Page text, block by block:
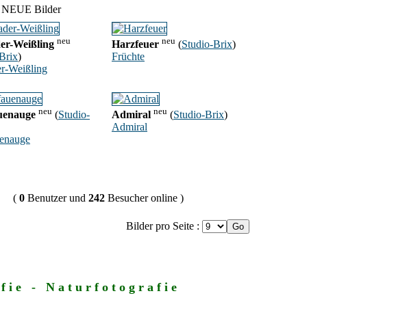
NEUE Bilder
Weißling neu
)
Weißling
Harzfeuer neu (Studio-Brix)
Früchte
neu (Studio-
Admiral neu (Studio-Brix)
Admiral
0 Benutzer und 242 Besucher online )
Bilder pro Seite :
f i e - N a t u r f o t o g r a f i e